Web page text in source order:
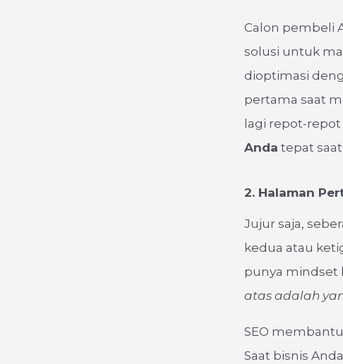
Calon pembeli
solusi untuk
dioptimasi
pertama saat
lagi repot-
Anda tepat
2. Halaman
Jujur saja,
kedua atau
punya mindset
atas adalah
SEO
Saat bisnis